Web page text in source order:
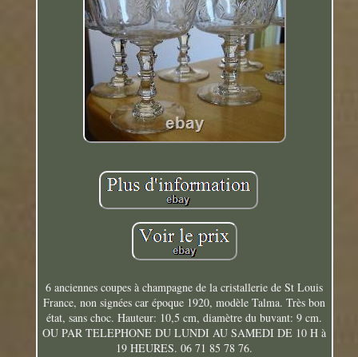
6 anciennes coupes à champagne de la cristallerie de St Louis
France, non signées car époque 1920, modèle Talma. Très bon
état, sans choc. Hauteur: 10,5 cm, diamètre du buvant: 9 cm.
OU PAR TELEPHONE DU LUNDI AU SAMEDI DE 10 H à
19 HEURES. 06 71 85 78 76.